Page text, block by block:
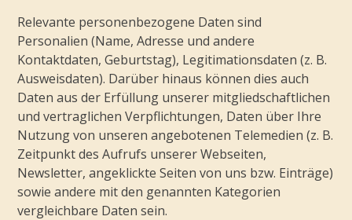
Relevante personenbezogene Daten sind
Personalien (Name, Adresse und andere
Kontaktdaten, Geburtstag), Legitimationsdaten (z. B.
Ausweisdaten). Darüber hinaus können dies auch
Daten aus der Erfüllung unserer mitgliedschaftlichen
und vertraglichen Verpflichtungen, Daten über Ihre
Nutzung von unseren angebotenen Telemedien (z. B.
Zeitpunkt des Aufrufs unserer Webseiten,
Newsletter, angeklickte Seiten von uns bzw. Einträge)
sowie andere mit den genannten Kategorien
vergleichbare Daten sein.